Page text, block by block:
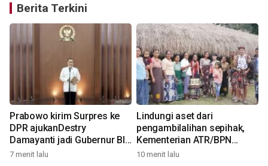
Berita Terkini
Prabowo kirim Surpres ke
DPR ajukanDestry
Damayanti jadi Gubernur BI
definitif
7 menit lalu
Lindungi aset dari
pengambilalihan sepihak,
Kementerian ATR/BPN
targetkan pendaftaran 10
10 menit lalu